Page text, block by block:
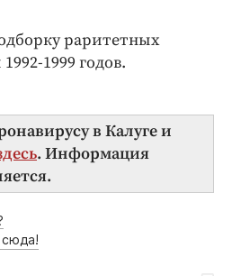
раритетных
1999 годов.
в Калуге и
. Информация